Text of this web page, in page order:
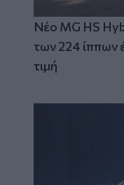
Νέο MG HS
των 224 ίππων
τιμή